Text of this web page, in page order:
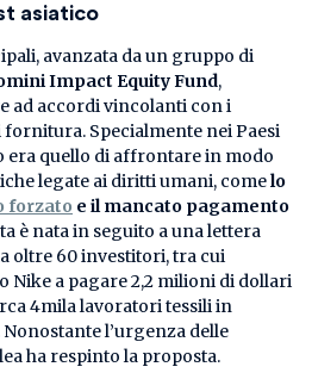
asiatico
avanzata da un gruppo di
Impact Equity Fund,
ad accordi vincolanti con i
Specialmente nei Paesi
era quello di affrontare in modo
legate ai diritti umani, comelo
forzato e il mancato pagamento
è nata in seguito a una lettera
oltre 60 investitori, tra cui
Nike a pagare 2,2 milioni di dollari
4mila lavoratori tessili in
Nonostante l’urgenza delle
ha respinto la proposta.